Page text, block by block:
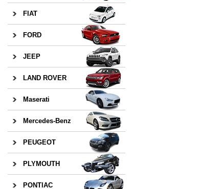
FIAT
FORD
JEEP
LAND ROVER
Maserati
Mercedes-Benz
PEUGEOT
PLYMOUTH
PONTIAC